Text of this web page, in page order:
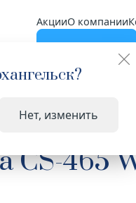
АкцииО компании
?
Нет, изменить
за полостью рта
CS-465